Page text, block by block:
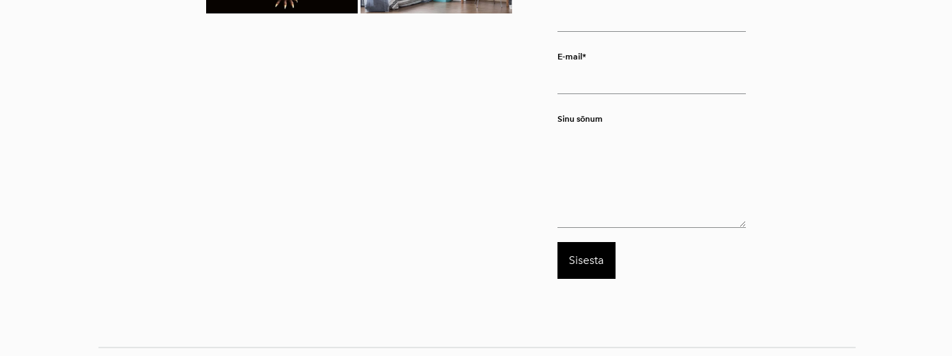
E-mail
Sinu sõnum